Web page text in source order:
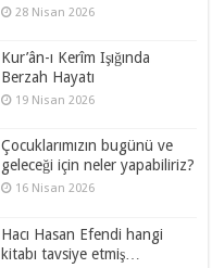
28 Nisan 2026
Kur’ân-ı Kerîm Işığında
Berzah Hayatı
19 Nisan 2026
Çocuklarımızın bugünü ve
geleceği için neler yapabiliriz?
16 Nisan 2026
Hacı Hasan Efendi hangi
kitabı tavsiye etmiş…